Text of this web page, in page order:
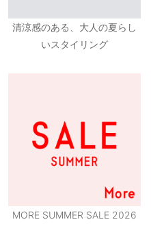
清涼感のある、大人の夏らし
いスタイリング
MORE SUMMER SALE 2026